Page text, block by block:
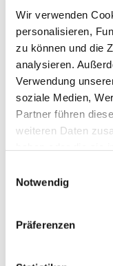
Wir verwenden
personalisieren,
zu können und die
analysieren.
Verwendung
soziale Medien,
Partner führen
weiteren Daten
Notwendig
Präferenzen
Freitag,
Uhr
46282